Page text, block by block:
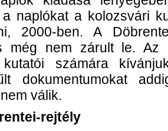
naplókat a kolozsvári
2000-ben. A
még nem zárult le. Az
számára
dokumentumokat
válik.
rejtély